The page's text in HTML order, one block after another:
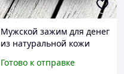
Мужской зажим для денег
из натуральной кожи
Готово к отправке